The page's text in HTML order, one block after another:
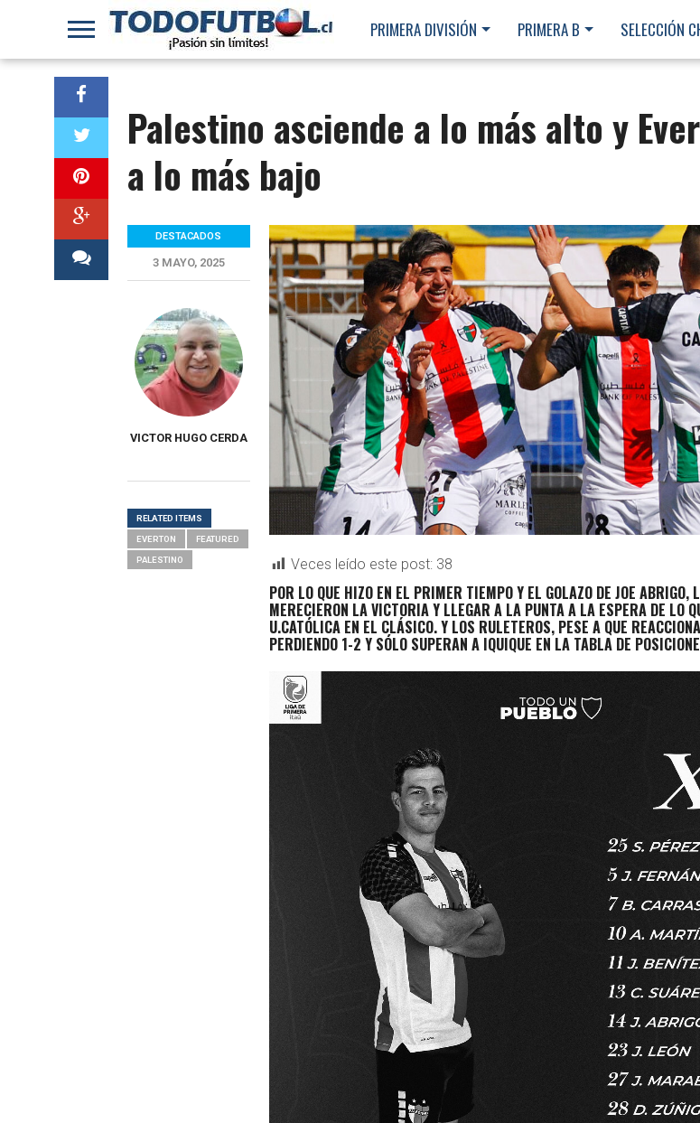
PRIMERA DIVISIÓN PRIMERA B SELECCIÓN
Palestino asciende a lo más alto y
a lo más bajo
Veces leído este post: 38
POR LO QUE HIZO EN EL PRIMER TIEMPO Y EL GOLAZO DE JOE ABRIGO,
MERECIERON LA VICTORIA Y LLEGAR A LA PUNTA A LA ESPERA DE LO
U.CATÓLICA EN EL CLÁSICO. Y LOS RULETEROS, PESE A QUE
PERDIENDO 1-2 Y SÓLO SUPERAN A IQUIQUE EN LA TABLA DE
DESTACADOS
3 MAYO, 2025
VICTOR HUGO CERDA
RELATED ITEMS
EVERTON FEATURED
PALESTINO